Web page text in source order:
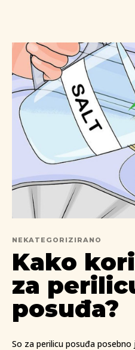
NEKATEGORIZIRANO
Kako
za
posuđa?
So za perilicu posuđa